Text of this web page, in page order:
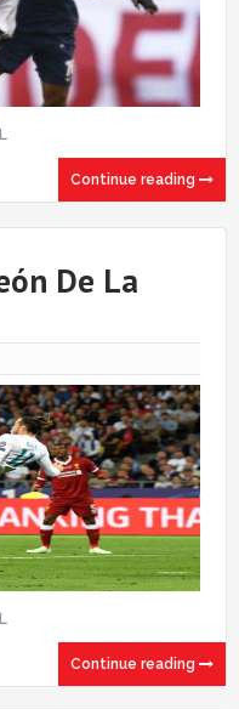
Continue reading
De La
Continue reading